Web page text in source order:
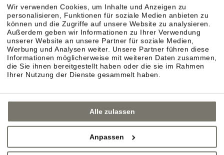
Wir verwenden Cookies, um Inhalte und Anzeigen zu
personalisieren, Funktionen für soziale Medien anbieten zu
können und die Zugriffe auf unsere Website zu analysieren.
Außerdem geben wir Informationen zu Ihrer Verwendung
unserer Website an unsere Partner für soziale Medien,
Werbung und Analysen weiter. Unsere Partner führen diese
Informationen möglicherweise mit weiteren Daten zusammen,
die Sie ihnen bereitgestellt haben oder die sie im Rahmen
Ihrer Nutzung der Dienste gesammelt haben.
Alle zulassen
Anpassen
Flughafen Bozen
Flughafen Innsbruck
Flughafen Verona Villafranca